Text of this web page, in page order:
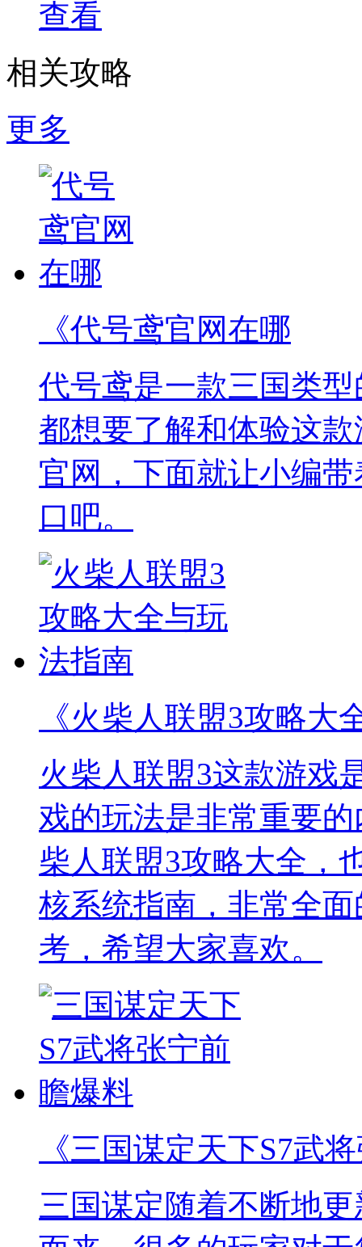
查看
相关攻略
更多
《代号鸢官网在哪
代号鸢是一款三国类
都想要了解和体验这
官网，下面就让小编
口吧。
《火柴人联盟3攻略大
火柴人联盟3这款游戏
戏的玩法是非常重要
柴人联盟3攻略大全，
核系统指南，非常全
考，希望大家喜欢。
《三国谋定天下S7武
三国谋定随着不断地